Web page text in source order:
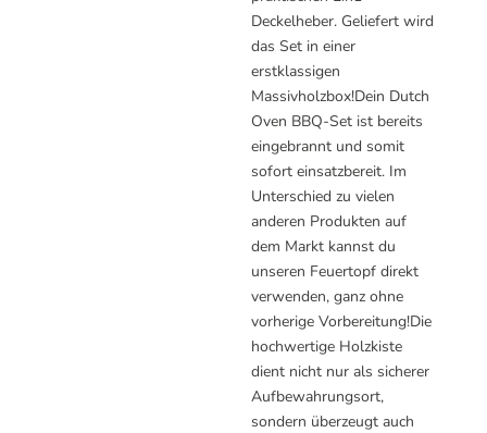
Deckelheber. Geliefert wird
das Set in einer
erstklassigen
Massivholzbox!Dein Dutch
Oven BBQ-Set ist bereits
eingebrannt und somit
sofort einsatzbereit. Im
Unterschied zu vielen
anderen Produkten auf
dem Markt kannst du
unseren Feuertopf direkt
verwenden, ganz ohne
vorherige Vorbereitung!Die
hochwertige Holzkiste
dient nicht nur als sicherer
Aufbewahrungsort,
sondern überzeugt auch